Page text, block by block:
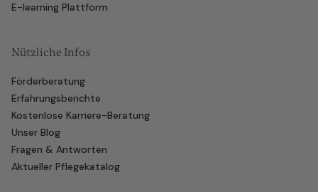
E-learning Plattform
Nützliche Infos
Förderberatung
Erfahrungsberichte
Kostenlose Karriere-Beratung
Unser Blog
Fragen & Antworten
Aktueller Pflegekatalog